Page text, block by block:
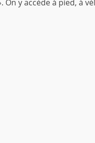
On y accède à pied, à